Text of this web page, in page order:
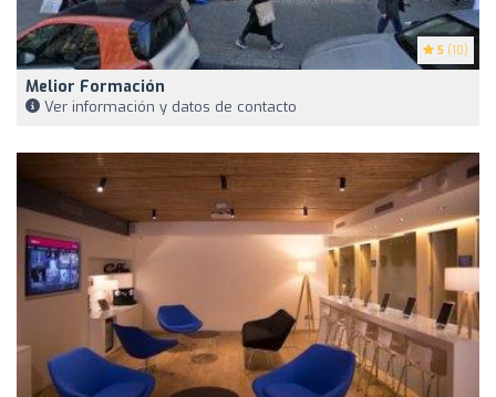
5 (10)
Melior Formación
Ver información y datos de contacto